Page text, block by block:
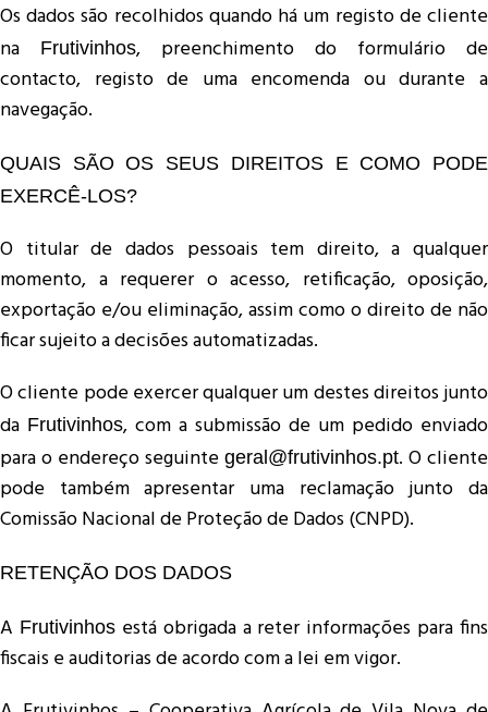
Os dados são recolhidos quando há um registo de cliente
na
Frutivinhos, preenchimento do formulário de
contacto, registo de uma encomenda ou durante a
navegação.
QUAIS SÃO OS SEUS DIREITOS E COMO PODE
EXERCÊ-LOS?
O titular de dados pessoais tem direito, a qualquer
momento, a requerer o acesso, retificação, oposição,
exportação e/ou eliminação, assim como o direito de não
ficar sujeito a decisões automatizadas.
O cliente pode exercer qualquer um destes direitos junto
da Frutivinhos, com a submissão de um pedido enviado
para o endereço seguinte geral@frutivinhos.pt. O cliente
pode também apresentar uma reclamação junto da
Comissão Nacional de Proteção de Dados (CNPD).
RETENÇÃO DOS DADOS
A Frutivinhosestá obrigada a reter informações para fins
fiscais e auditorias de acordo com a lei em vigor.